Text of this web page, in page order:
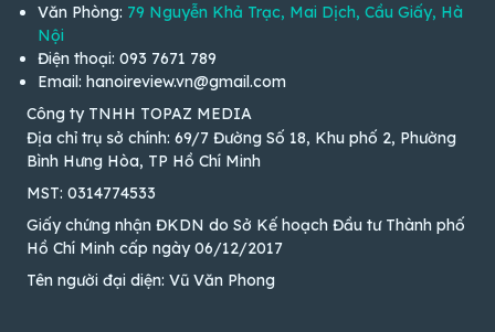
Văn Phòng: 79 Nguyễn Khả Trạc, Mai Dịch, Cầu Giấy, Hà
Nội
Điện thoại: 093 7671 789
Email: hanoireview.vn@gmail.com
Công ty TNHH TOPAZ MEDIA
Địa chỉ trụ sở chính: 69/7 Đường Số 18, Khu phố 2, Phường
Bình Hưng Hòa, TP Hồ Chí Minh
MST: 0314774533
Giấy chứng nhận ĐKDN do Sở Kế hoạch Đầu tư Thành phố
Hồ Chí Minh cấp ngày 06/12/2017
Tên người đại diện: Vũ Văn Phong